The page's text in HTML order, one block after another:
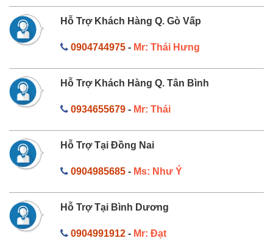
Hỗ Trợ Khách Hàng Q. Gò Vấp
0904744975- Mr: Thái Hưng
Hỗ Trợ Khách Hàng Q. Tân Bình
0934655679- Mr: Thái
Hỗ Trợ Tại Đồng Nai
0904985685- Ms: Như Ý
Hỗ Trợ Tại Bình Dương
0904991912- Mr: Đạt